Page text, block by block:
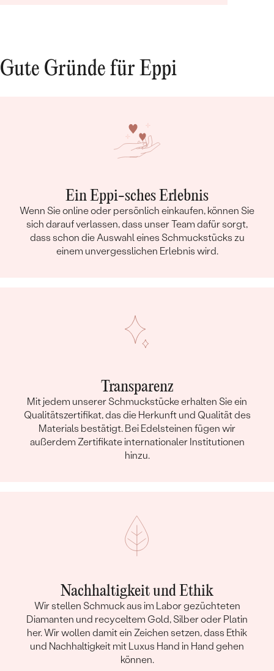
Gute Gründe für Eppi
Ein Eppi-sches Erlebnis
Wenn Sie online oder persönlich einkaufen, können Sie
sich darauf verlassen, dass unser Team dafür sorgt,
dass schon die Auswahl eines Schmuckstücks zu
einem unvergesslichen Erlebnis wird.
Transparenz
Mit jedem unserer Schmuckstücke erhalten Sie ein
Qualitätszertifikat, das die Herkunft und Qualität des
Materials bestätigt. Bei Edelsteinen fügen wir
außerdem Zertifikate internationaler Institutionen
hinzu.
Nachhaltigkeit und Ethik
Wir stellen Schmuck aus im Labor gezüchteten
Diamanten und recyceltem Gold, Silber oder Platin
her. Wir wollen damit ein Zeichen setzen, dass Ethik
und Nachhaltigkeit mit Luxus Hand in Hand gehen
können.